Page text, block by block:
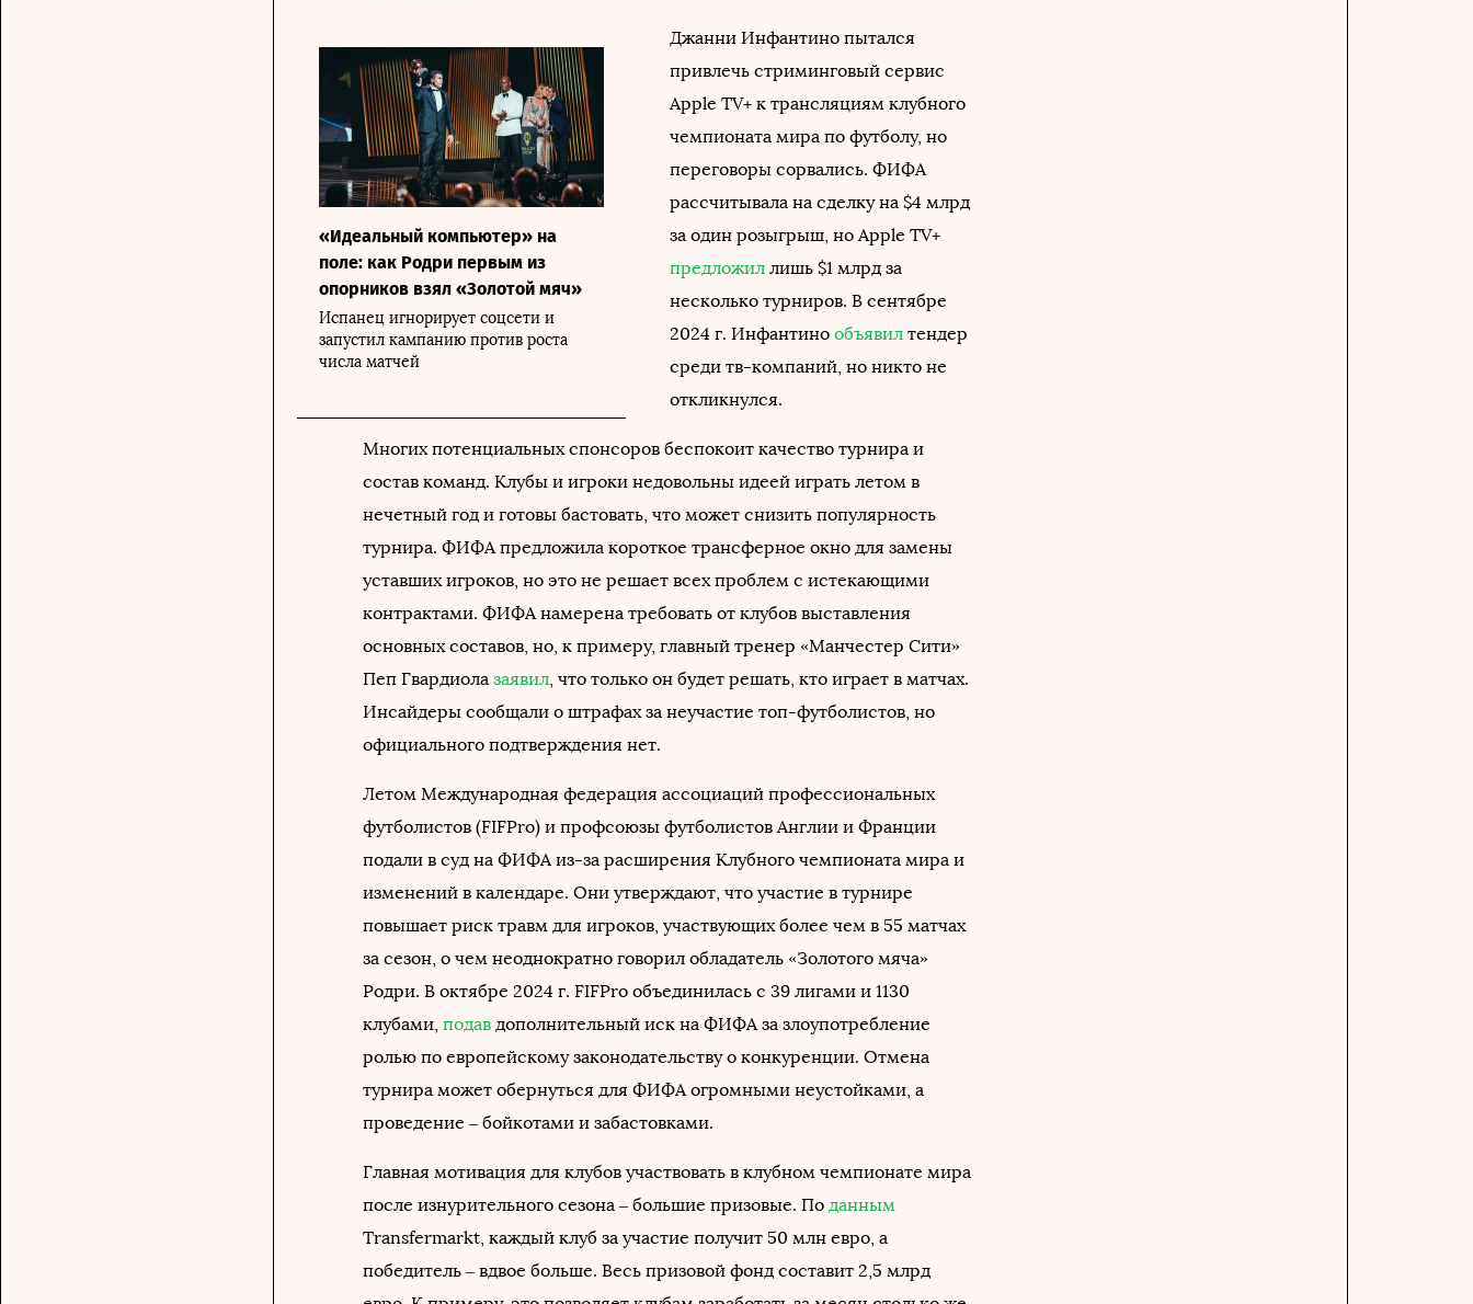
«Идеальный компьютер» на
поле: как Родри первым из
опорников взял «Золотой мяч»
Испанец игнорирует соцсети и
запустил кампанию против роста
числа матчей
Джанни Инфантино пытался
привлечь стриминговый сервис
Apple TV+ к трансляциям клубного
чемпионата мира по футболу, но
переговоры сорвались. ФИФА
рассчитывала на сделку на $4 млрд
за один розыгрыш, но Apple TV+
предложил лишь $1 млрд за
несколько турниров. В сентябре
2024 г. Инфантино объявил тендер
среди тв-компаний, но никто не
откликнулся.
Многих потенциальных спонсоров беспокоит качество турнира и
состав команд. Клубы и игроки недовольны идеей играть летом в
нечетный год и готовы бастовать, что может снизить популярность
турнира. ФИФА предложила короткое трансферное окно для замены
уставших игроков, но это не решает всех проблем с истекающими
контрактами. ФИФА намерена требовать от клубов выставления
основных составов, но, к примеру, главный тренер «Манчестер Сити»
Пеп Гвардиола заявил , что только он будет решать, кто играет в матчах.
Инсайдеры сообщали о штрафах за неучастие топ-футболистов, но
официального подтверждения нет.
Летом Международная федерация ассоциаций профессиональных
футболистов (FIFPro) и профсоюзы футболистов Англии и Франции
подали в суд на ФИФА из-за расширения Клубного чемпионата мира и
изменений в календаре. Они утверждают, что участие в турнире
повышает риск травм для игроков, участвующих более чем в 55 матчах
за сезон, о чем неоднократно говорил обладатель «Золотого мяча»
Родри. В октябре 2024 г. FIFPro объединилась с 39 лигами и 1130
клубами, подав дополнительный иск на ФИФА за злоупотребление
ролью по европейскому законодательству о конкуренции. Отмена
турнира может обернуться для ФИФА огромными неустойками, а
проведение – бойкотами и забастовками.
Главная мотивация для клубов участвовать в клубном чемпионате мира
после изнурительного сезона – большие призовые. По данным
Transfermarkt, каждый клуб за участие получит 50 млн евро, а
победитель – вдвое больше. Весь призовой фонд составит 2,5 млрд